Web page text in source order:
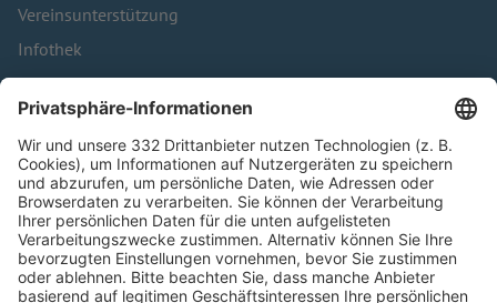
Vereinsunterstützung
Infothek
Kontakt
HÄUFIG BESUCHTE SEITEN
Pässe und Vereinswechsel
Trainerausbildung
Schulungsangebot Vereinsmitarbeiter
BFV-Geschäftsstellen